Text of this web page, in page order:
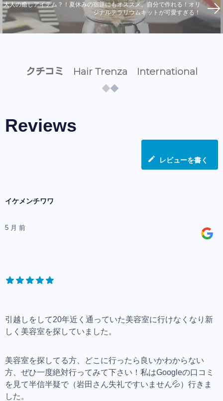
大人の癒しアイテム？！夏休みの宿題にもオススメ。自分で作れる！オリ
ジナルテラリウムキットが可愛すぎる！
クチコミ Hair Trenza International
Reviews
レビューを書く
イケメンチワワ
5 月 前
引越しをして20年近く通っていた美容室に行けなくなり新
しく美容室を探していました。
美容室を探してる方、どこに行ったら良いかわからない
方、ぜひ一度絶対行ってみて下さい！私はGoogleの口コミ
を見て半信半疑で（岩田さん失礼ですいません💦）行きま
した。